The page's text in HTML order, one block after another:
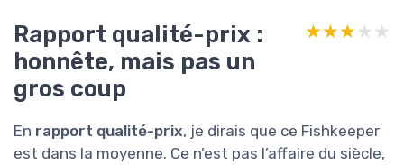
Rapport qualité-prix :
honnête, mais pas un
gros coup
★★★★★
★★★★★
En rapport qualité-prix, je dirais que ce Fishkeeper
est dans la moyenne. Ce n’est pas l’affaire du siècle,